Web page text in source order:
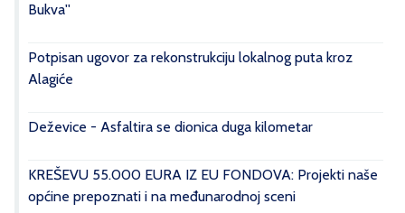
Bukva''
Potpisan ugovor za rekonstrukciju lokalnog puta kroz
Alagiće
Deževice - Asfaltira se dionica duga kilometar
KREŠEVU 55.000 EURA IZ EU FONDOVA: Projekti naše
općine prepoznati i na međunarodnoj sceni